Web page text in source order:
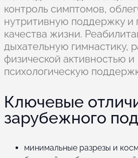
контроль симптомов,
нутритивную поддержку
качества жизни.
дыхательную гимнастику,
физической активностью и
психологическую
Ключевые
зарубежного
минимальные разрезы и